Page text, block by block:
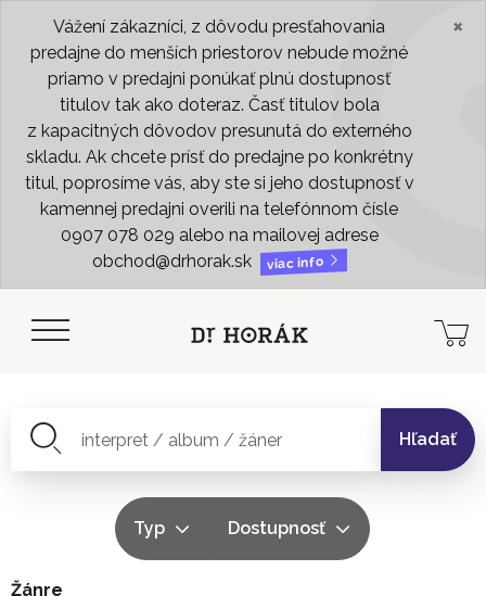
Vážení zákazníci, z dôvodu presťahovania
predajne do menších priestorov nebude možné
priamo v predajni ponúkať plnú dostupnosť
titulov tak ako doteraz. Časť titulov bola
z kapacitných dôvodov presunutá do externého
skladu. Ak chcete prísť do predajne po konkrétny
titul, poprosíme vás, aby ste si jeho dostupnosť v
kamennej predajni overili na telefónnom čísle
0907 078 029 alebo na mailovej adrese
obchod@drhorak.sk
viac info
×
Hľadať
Typ Dostupnosť
Žánre